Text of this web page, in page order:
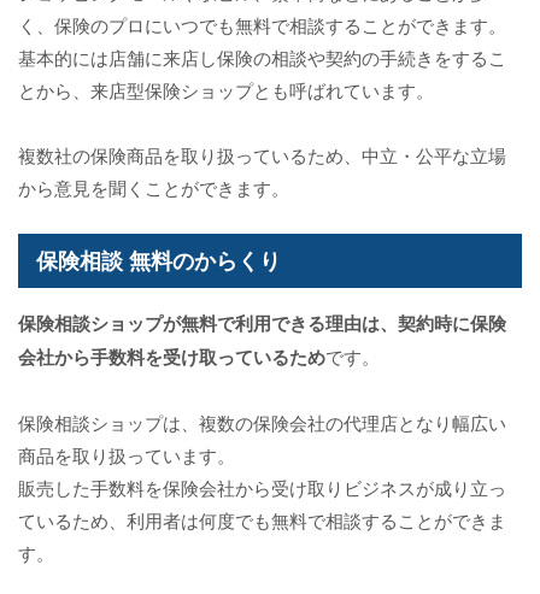
く、保険のプロにいつでも無料で相談することができます。
基本的には店舗に来店し保険の相談や契約の手続きをするこ
とから、来店型保険ショップとも呼ばれています。
複数社の保険商品を取り扱っているため、中立・公平な立場
から意見を聞くことができます。
保険相談 無料のからくり
保険相談ショップが無料で利用できる理由は、契約時に保険
会社から手数料を受け取っているためです。
保険相談ショップは、複数の保険会社の代理店となり幅広い
商品を取り扱っています。
販売した手数料を保険会社から受け取りビジネスが成り立っ
ているため、利用者は何度でも無料で相談することができま
す。